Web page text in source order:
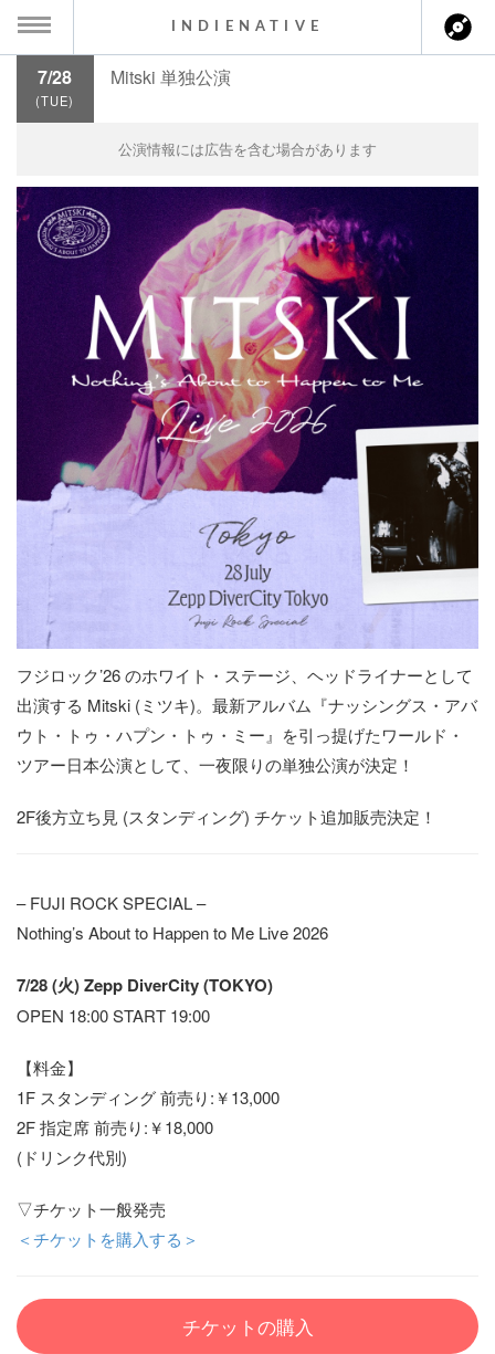
MENU
ス情報
ト情報
アーティスト
クト
Twitter
Facebook
instagram
Tumblr
to indienative
INDIENATIVE
7/28
(TUE)
Mitski 単独公演
公演情報には広告を含む場合があります
フジロック’26 のホワイト・ステージ、ヘッドライナーとして
出演する Mitski (ミツキ)。最新アルバム『ナッシングス・アバ
ウト・トゥ・ハプン・トゥ・ミー』を引っ提げたワールド・
ツアー日本公演として、一夜限りの単独公演が決定！
2F後方立ち見 (スタンディング) チケット追加販売決定！
– FUJI ROCK SPECIAL –
Nothing’s About to Happen to Me Live 2026
7/28 (火) Zepp DiverCity (TOKYO)
OPEN 18:00 START 19:00
【料金】
1F スタンディング 前売り:￥13,000
2F 指定席 前売り:￥18,000
(ドリンク代別)
▽チケット一般発売
＜チケットを購入する＞
チケットの購入